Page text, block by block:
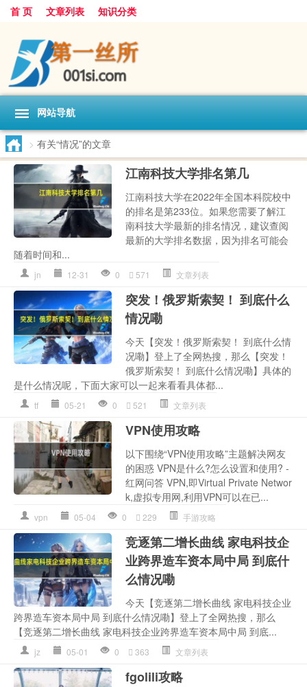
首 页 文章列表 知识分类
网站导航
> 有关“情况”的文章
江南科技大学排名第几
江南科技大学在2022年全国本科院校中
的排名是第233位。如果您需要了解江
南科技大学最新的排名情况，建议查阅
最新的大学排名数据，因为排名可能会
随着时间和...
jn 12-31 0 571 文章列表
突发！俄罗斯索契！ 到底什么
情况嘞
今天【突发！俄罗斯索契！ 到底什么情
况嘞】登上了全网热搜，那么【突发！
俄罗斯索契！ 到底什么情况嘞】具体的
是什么情况呢，下面大家可以一起来看看具体都...
tf 05-21 0 521 文章列表
VPN使用攻略
以下围绕“VPN使用攻略”主题解决网友
的困惑 VPN是什么?怎么设置和使用? -
红网问答 VPN,即Virtual Private Networ
k,虚拟专用网,利用VPN可以在已...
vpn 05-04 0 229 手游攻略
竞逐第二增长曲线 家电科技企
业跨界造车资本局中局 到底什
么情况嘞
今天【竞逐第二增长曲线 家电科技企业
跨界造车资本局中局 到底什么情况嘞】登上了全网热搜，那么
【竞逐第二增长曲线 家电科技企业跨界造车资本局中局 到底...
jz 05-01 0 363 文章列表
fgolili攻略